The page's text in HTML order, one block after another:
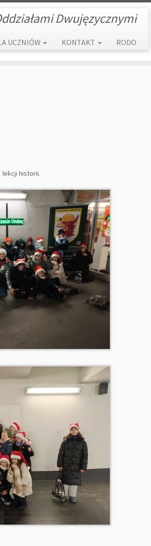
Dwujęzycznymi
UCZNIÓW KONTAKT RODO
lekcji historii.